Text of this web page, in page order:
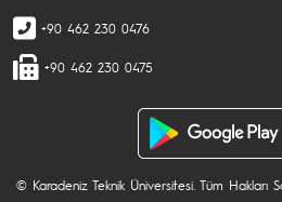
+90 462 230 0476
+90 462 230 0475
© Karadeniz Teknik Üniversitesi. Tüm Hakları